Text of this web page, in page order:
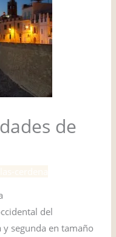
de
del
segunda en tamaño